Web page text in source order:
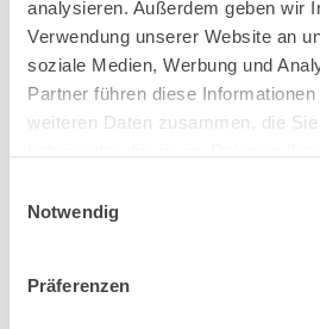
analysieren. Außerdem geben wir
Verwendung unserer Website an
soziale Medien, Werbung und
Partner führen diese
weiteren Daten zusammen, die
Notwendig
Präferenzen
Markel steigt aus der
Berufshaftpflicht für